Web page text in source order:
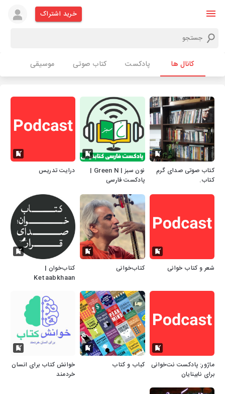
خرید اشتراک
کانال ها پادکست کتاب صوتی موسیقی
کتاب صوتی صدای گرم
کتاب.
نون سبز | Green N |
پادکست فارسی
درایت تدریس
شعر و کتاب خوانی کتاب‌خوانی
کتاب‌خوان |
Ketaabkhaan
ماژور: پادکست نت‌خوانی
برای نابینایان
کباب و کتاب
خوانش کتاب برای انسان
خردمند